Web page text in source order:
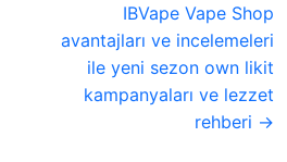
IBVape Vape Shop
avantajları ve incelemeleri
ile yeni sezon own likit
kampanyaları ve lezzet
rehberi →